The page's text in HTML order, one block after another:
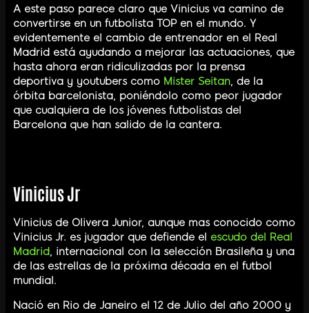
A este paso parece claro que Vinicius va camino de
convertirse en un futbolista TOP en el mundo. Y
evidentemente el cambio de entrenador en el Real
Madrid está ayudando a mejorar las actuaciones, que
hasta ahora eran ridiculizadas por la prensa
deportiva y youtubers como Mister Seitan, de la
órbita barcelonista, poniéndolo como peor jugador
que cualquiera de los jóvenes futbolistas del
Barcelona que han salido de la cantera.
Vinicius Jr
Vinicius de Olivera Junior, aunque mas conocido como
Vinicius Jr. es jugador que defiende el escudo del Real
Madrid, internacional con la selección Brasileña y una
de las estrellas de la próxima década en el futbol
mundial.
Nació en Rio de Janeiro el 12 de Julio del año 2000 y